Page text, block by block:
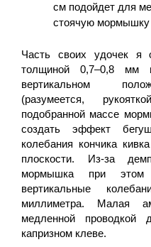
см подойдет для
стоячую мормышку
Часть своих удочек я
толщиной 0,7–0,8
вертикальном
(разумеется,
подобранной массе
создать эффект
колебания кончика
плоскости. Из-за
мормышка при этом
вертикальные
миллиметра. Малая
медленной
капризном клеве.